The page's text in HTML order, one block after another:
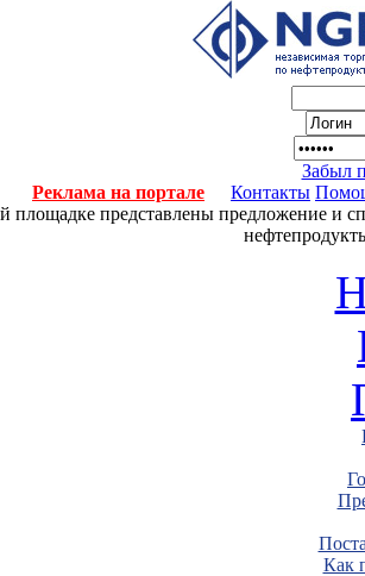
Забыл
Реклама на портале
Контакты
площадке представлены предложение и
Как